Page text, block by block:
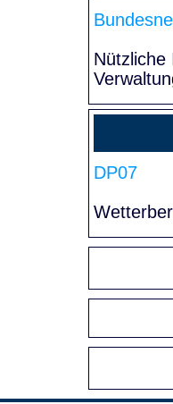
Nützliche
DP07